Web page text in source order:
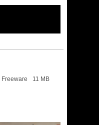
Freeware 11 MB